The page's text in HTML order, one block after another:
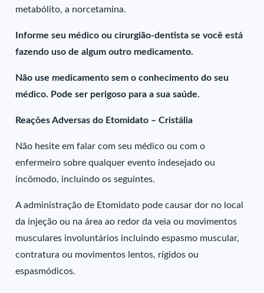
metabólito, a norcetamina.
Informe seu médico ou cirurgião-dentista se você está
fazendo uso de algum outro medicamento.
Não use medicamento sem o conhecimento do seu
médico. Pode ser perigoso para a sua saúde.
Reações Adversas do Etomidato – Cristália
Não hesite em falar com seu médico ou com o
enfermeiro sobre qualquer evento indesejado ou
incômodo, incluindo os seguintes.
A administração de Etomidato pode causar dor no local
da injeção ou na área ao redor da veia ou movimentos
musculares involuntários incluindo espasmo muscular,
contratura ou movimentos lentos, rígidos ou
espasmódicos.